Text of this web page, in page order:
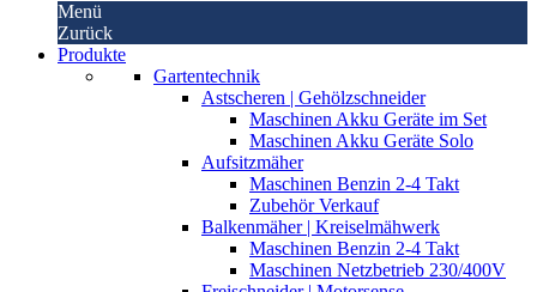
Menü
Zurück
Produkte
Gartentechnik
Astscheren | Gehölzschneider
Maschinen Akku Geräte im Set
Maschinen Akku Geräte Solo
Aufsitzmäher
Maschinen Benzin 2-4 Takt
Zubehör Verkauf
Balkenmäher | Kreiselmähwerk
Maschinen Benzin 2-4 Takt
Maschinen Netzbetrieb 230/400V